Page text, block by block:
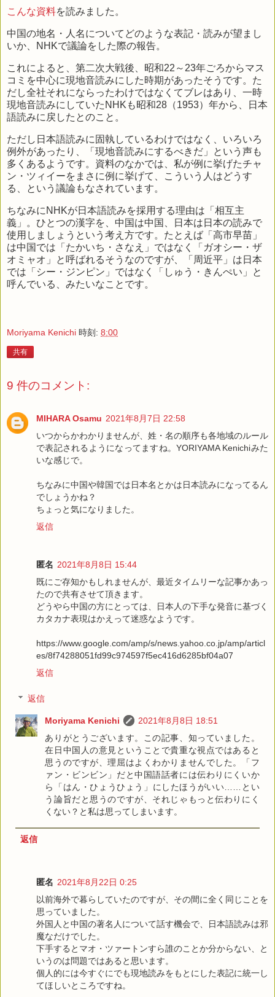
こんな資料を読みました。
中国の地名・人名についてどのような表記・読みが望まし
いか、NHKで議論をした際の報告。
これによると、第二次大戦後、昭和22～23年ごろからマス
コミを中心に現地音読みにした時期があったそうです。た
だし全社それにならったわけではなくてブレはあり、一時
現地音読みにしていたNHKも昭和28（1953）年から、日本
語読みに戻したとのこと。
ただし日本語読みに固執しているわけではなく、いろいろ
例外があったり、「現地音読みにするべきだ」という声も
多くあるようです。資料のなかでは、私が例に挙げたチャ
ン・ツィイーをまさに例に挙げて、こういう人はどうす
る、という議論もなされています。
ちなみにNHKが日本語読みを採用する理由は「相互主
義」。ひとつの漢字を、中国は中国、日本は日本の読みで
使用しましょうという考え方です。たとえば「高市早苗」
は中国では「たかいち・さなえ」ではなく「ガオシー・ザ
オミャオ」と呼ばれるそうなのですが、「周近平」は日本
では「シー・ジンピン」ではなく「しゅう・きんぺい」と
呼んでいる、みたいなことです。
Moriyama Kenichi 時刻: 8:00
共有
9 件のコメント:
MIHARA Osamu 2021年8月7日 22:58
いつからかわかりませんが、姓・名の順序も各地域のルール
で表記されるようになってますね。YORIYAMA Kenichiみた
いな感じで。
ちなみに中国や韓国では日本名とかは日本読みになってるん
でしょうかね？
ちょっと気になりました。
返信
匿名 2021年8月8日 15:44
既にご存知かもしれませんが、最近タイムリーな記事かあっ
たので共有させて頂きます。
どうやら中国の方にとっては、日本人の下手な発音に基づく
カタカナ表現はかえって迷惑なようです。
https://www.google.com/amp/s/news.yahoo.co.jp/amp/articl
es/8f74288051fd99c974597f5ec416d6285bf04a07
返信
返信
Moriyama Kenichi
2021年8月8日 18:51
ありがとうございます。この記事、知っていました。
在日中国人の意見ということで貴重な視点ではあると
思うのですが、理屈はよくわかりませんでした。「フ
ァン・ビンビン」だと中国語話者には伝わりにくいか
ら「はん・ひょうひょう」にしたほうがいい……とい
う論旨だと思うのですが、それじゃもっと伝わりにく
くない？と私は思ってしまいます。
返信
匿名 2021年8月22日 0:25
以前海外で暮らしていたのですが、その間に全く同じことを
思っていました。
外国人と中国の著名人について話す機会で、日本語読みは邪
魔なだけでした。
下手するとマオ・ツァートンすら誰のことか分からない、と
いうのは問題ではあると思います。
個人的には今すぐにでも現地読みをもとにした表記に統一し
てほしいところですね。